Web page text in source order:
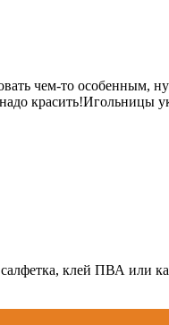
чем-то особенным,
красить!Игольницы
клей ПВА или